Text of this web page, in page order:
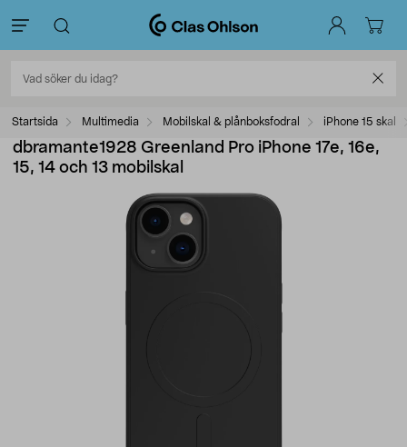
Startsida Multimedia Mobilskal & plånboksfodral iPhone 15 skal
dbramante1928 Greenland Pro iPhone 17e, 16e,
15, 14 och 13 mobilskal